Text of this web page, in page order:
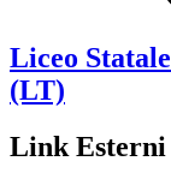
Liceo Statale
(LT)
Link Esterni